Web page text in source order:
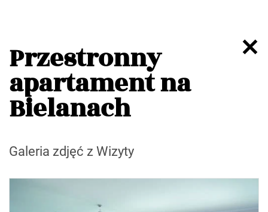
Przestronny
apartament na
Bielanach
Galeria zdjęć z Wizyty